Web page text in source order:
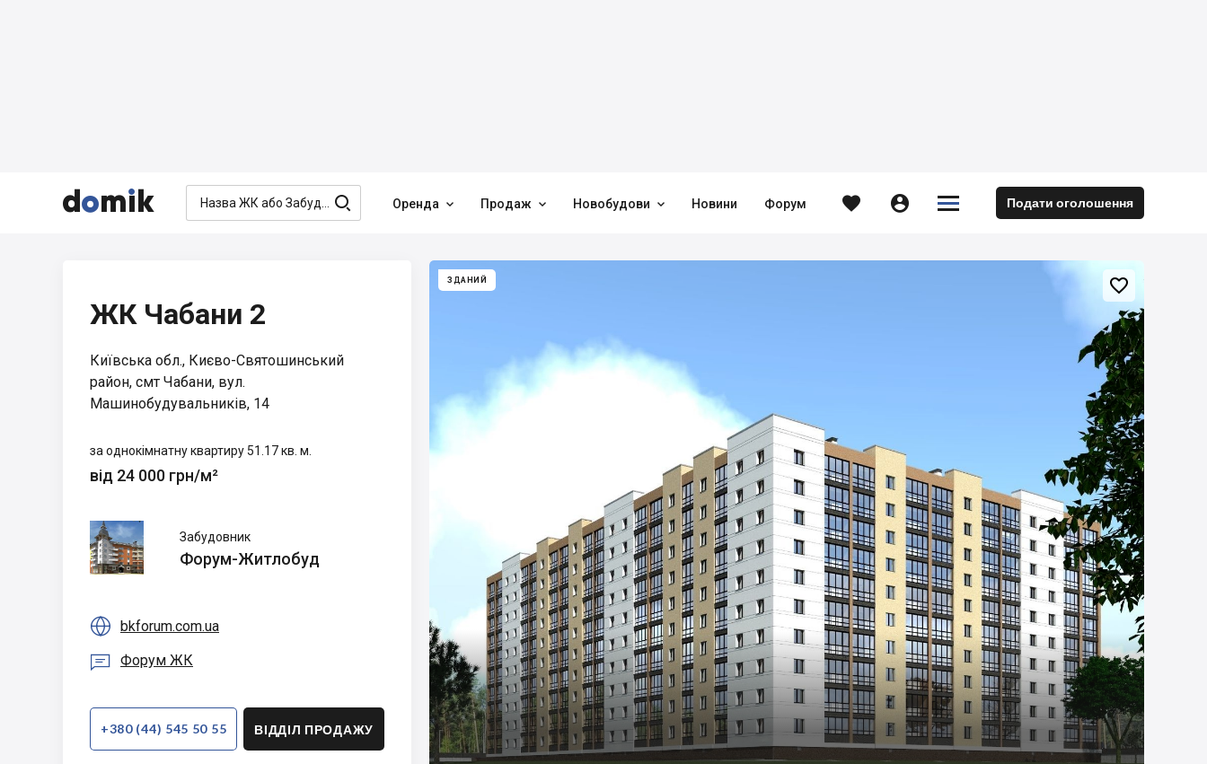


  Оренда  Продаж  Новобудови  Новини Форум   

 Подати оголошення
ЗДАНИЙ 
ЖК Чабани 2
Київська обл., Києво-Святошинський
район, смт Чабани, вул.
Машинобудувальників, 14
за однокімнатну квартиру 51.17 кв. м.
від 24 000 грн/м²
Форум-
Житлобуд
Забудовник
Форум-Житлобуд
 bkforum.com.ua
 Форум ЖК
+380 (44) 545 50 55 ВІДДІЛ ПРОДАЖУ